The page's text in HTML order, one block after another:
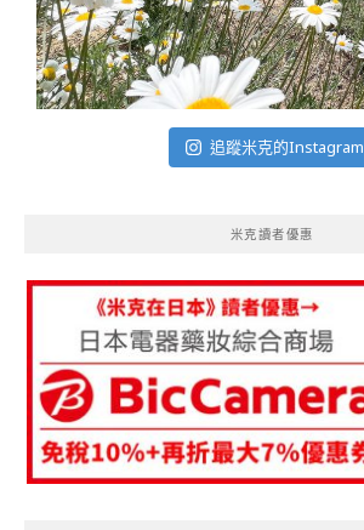
追蹤米克的Instagram
米克讀者優惠